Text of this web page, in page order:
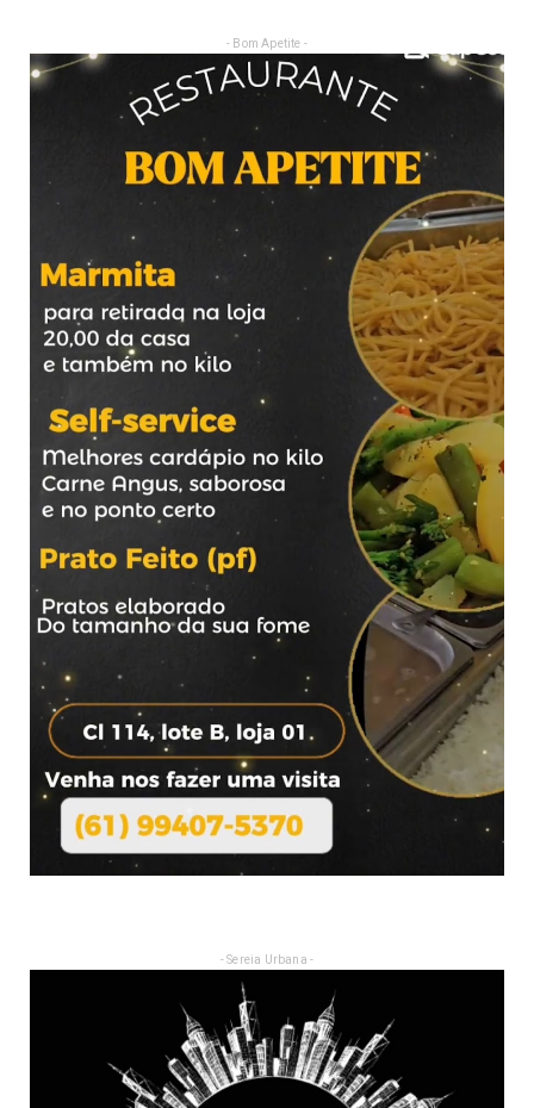
- Bom Apetite -
- Sereia Urbana -